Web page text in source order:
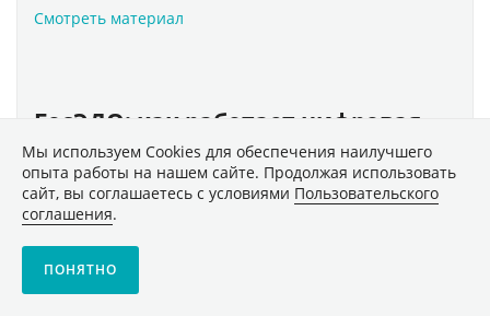
Смотреть материал
ГосЭДО: как работает цифровая
система государственного
документооборота. Инфографика
Мы используем Сookies для обеспечения наилучшего
опыта работы на нашем сайте. Продолжая использовать
сайт, вы соглашаетесь с условиями Пользовательского
соглашения.
ПОНЯТНО